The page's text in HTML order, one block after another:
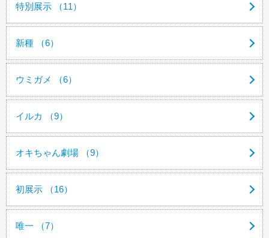
特別展示 （11）
新種 （6）
ウミガメ （6）
イルカ （9）
オキちゃん劇場 （9）
初展示 （16）
唯一 （7）